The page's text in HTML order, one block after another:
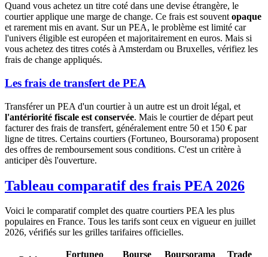
Quand vous achetez un titre coté dans une devise étrangère, le
courtier applique une marge de change. Ce frais est souvent opaque
et rarement mis en avant. Sur un PEA, le problème est limité car
l'univers éligible est européen et majoritairement en euros. Mais si
vous achetez des titres cotés à Amsterdam ou Bruxelles, vérifiez les
frais de change appliqués.
Les frais de transfert de PEA
Transférer un PEA d'un courtier à un autre est un droit légal, et
l'antériorité fiscale est conservée. Mais le courtier de départ peut
facturer des frais de transfert, généralement entre 50 et 150 € par
ligne de titres. Certains courtiers (Fortuneo, Boursorama) proposent
des offres de remboursement sous conditions. C'est un critère à
anticiper dès l'ouverture.
Tableau comparatif des frais PEA 2026
Voici le comparatif complet des quatre courtiers PEA les plus
populaires en France. Tous les tarifs sont ceux en vigueur en juillet
2026, vérifiés sur les grilles tarifaires officielles.
Fortuneo Bourse Boursorama Trade